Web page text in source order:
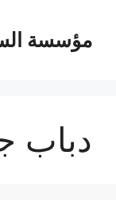
المحتوىمؤسسة
دباب